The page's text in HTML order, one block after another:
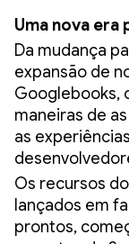
Uma nova era
Da mudança
expansão de
Googlebooks,
maneiras de
as
Os recursos
lançados em
prontos,